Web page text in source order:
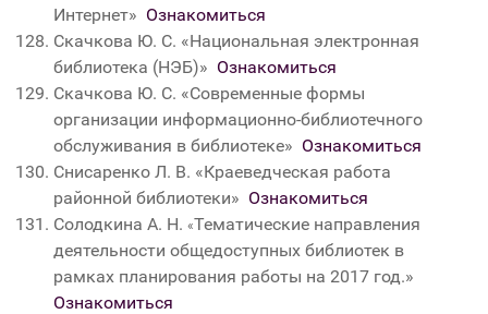
Интернет» Ознакомиться
Скачкова Ю. С. «Национальная электронная
библиотека (НЭБ)» Ознакомиться
Скачкова Ю. С. «Современные формы
организации информационно-библиотечного
обслуживания в библиотеке» Ознакомиться
Снисаренко Л. В. «Краеведческая работа
районной библиотеки» Ознакомиться
Солодкина А. Н. «Тематические направления
деятельности общедоступных библиотек в
рамках планирования работы на 2017 год.»
Ознакомиться